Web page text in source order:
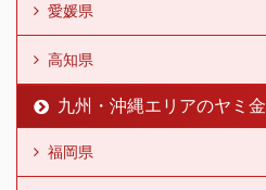
愛媛県
高知県
九州・沖縄エリアのヤミ金
福岡県